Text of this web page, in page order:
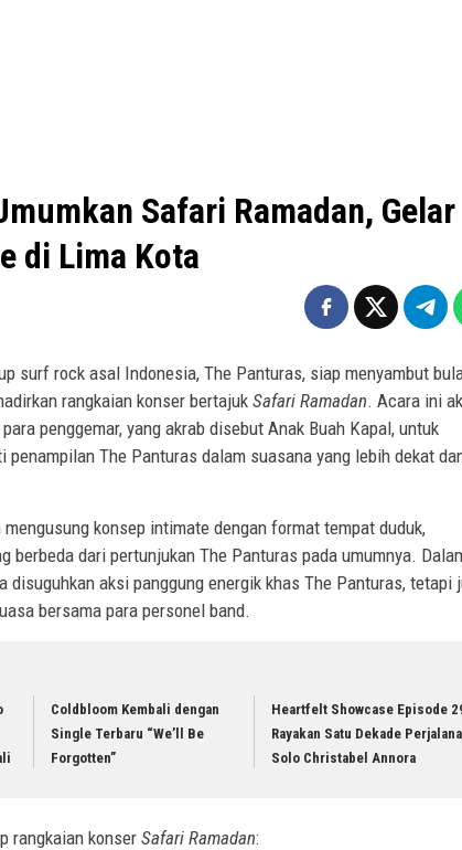
Safari Ramadan, Gelar
di Lima Kota
surf rock asal Indonesia, The Panturas, siap menyambut
rangkaian konser bertajuk Safari Ramadan. Acara ini
penggemar, yang akrab disebut Anak Buah Kapal, untuk
penampilan The Panturas dalam suasana yang lebih dekat
mengusung konsep intimate dengan format tempat duduk,
berbeda dari pertunjukan The Panturas pada umumnya.
disuguhkan aksi panggung energik khas The Panturas, tetapi
bersama para personel band.
Coldbloom Kembali dengan
Single Terbaru “We’ll Be
Forgotten”
Heartfelt Showcase Episode
Rayakan Satu Dekade
Solo Christabel Annora
rangkaian konser Safari Ramadan: